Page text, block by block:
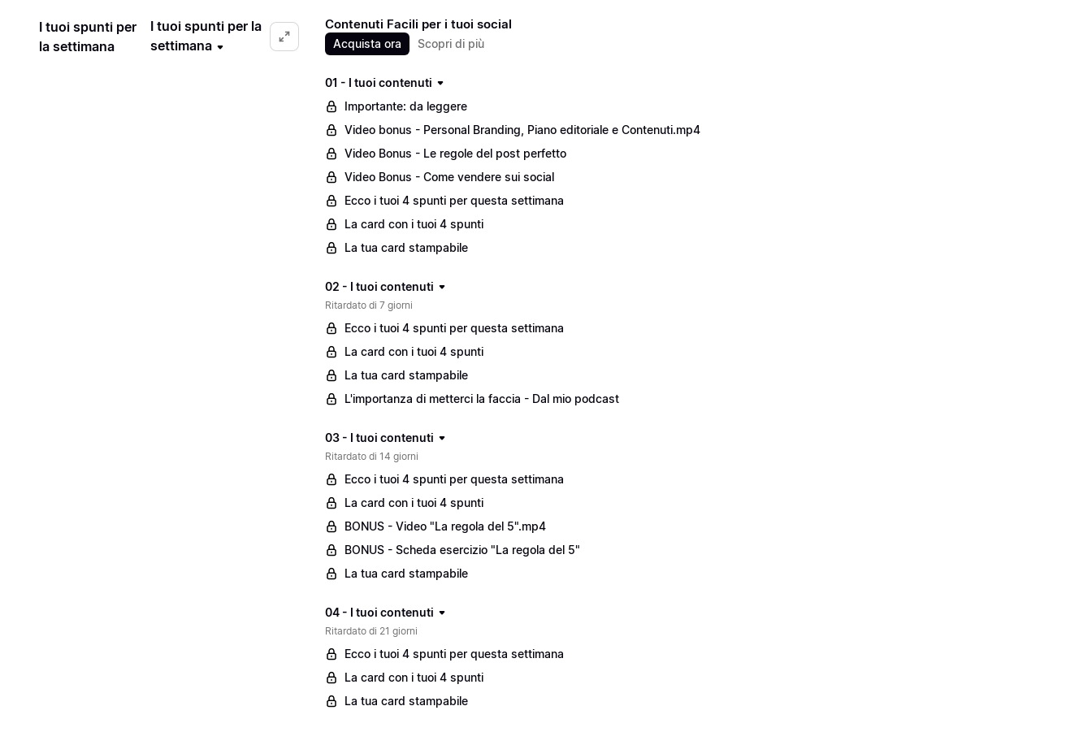
I tuoi spunti per
la settimana
I tuoi spunti per la
settimana
Contenuti Facili per i tuoi social
Acquista ora Scopri di più
01 - I tuoi contenuti
Importante: da leggere
Video bonus - Personal Branding, Piano editoriale e Contenuti.mp4
Video Bonus - Le regole del post perfetto
Video Bonus - Come vendere sui social
Ecco i tuoi 4 spunti per questa settimana
La card con i tuoi 4 spunti
La tua card stampabile
02 - I tuoi contenuti
Ritardato di 7 giorni
Ecco i tuoi 4 spunti per questa settimana
La card con i tuoi 4 spunti
La tua card stampabile
L'importanza di metterci la faccia - Dal mio podcast
03 - I tuoi contenuti
Ritardato di 14 giorni
Ecco i tuoi 4 spunti per questa settimana
La card con i tuoi 4 spunti
BONUS - Video "La regola del 5".mp4
BONUS - Scheda esercizio "La regola del 5"
La tua card stampabile
04 - I tuoi contenuti
Ritardato di 21 giorni
Ecco i tuoi 4 spunti per questa settimana
La card con i tuoi 4 spunti
La tua card stampabile